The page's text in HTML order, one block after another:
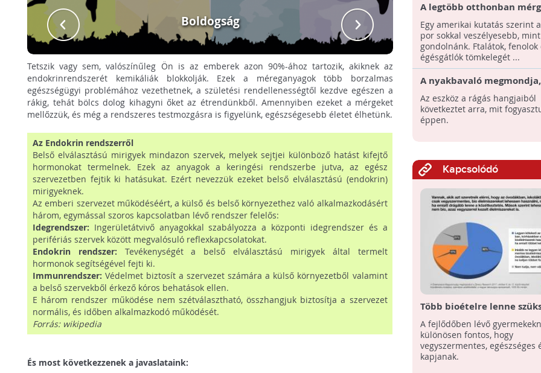
Boldogság
Tetszik vagy sem, valószínűleg Ön is az emberek azon 90%-ához tartozik, akiknek az
endokrinrendszerét kemikáliák blokkolják. Ezek a méreganyagok több borzalmas
egészségügyi problémához vezethetnek, a születési rendellenességtől kezdve egészen a
rákig, tehát bölcs dolog kihagyni őket az étrendünkből. Amennyiben ezeket a mérgeket
mellőzzük, és még a rendszeres testmozgásra is figyelünk, egészségesebb életet élhetünk.
Az Endokrin rendszerről
Belső elválasztású mirigyek mindazon szervek, melyek sejtjei különböző hatást kifejtő
hormonokat termelnek. Ezek az anyagok a keringési rendszerbe jutva, az egész
szervezetben fejtik ki hatásukat. Ezért nevezzük ezeket belső elválasztású (endokrin)
mirigyeknek.
Az emberi szervezet működéséért, a külső és belső környezethez való alkalmazkodásért
három, egymással szoros kapcsolatban lévő rendszer felelős:
Idegrendszer: Ingerületátvivő anyagokkal szabályozza a központi idegrendszer és a
perifériás szervek között megvalósuló reflexkapcsolatokat.
Endokrin rendszer: Tevékenységét a belső elválasztású mirigyek által termelt
hormonok segítségével fejti ki.
Immunrendszer:Védelmet biztosít a szervezet számára a külső környezetből valamint
a belső szervekből érkező kóros behatások ellen.
E három rendszer működése nem szétválasztható, összhangjuk biztosítja a szervezet
normális, és időben alkalmazkodó működését.
Forrás: wikipedia
És most következzenek a javaslataink:
A legtöbb otthonban
anyagokat rejt a házipor
Egy amerikai kutatás szerint
por sokkal veszélyesebb, mint
gondolnánk. Ftalátok, fenolok
égésgátlók tömkelegét ...
A nyakbavaló
eszünk
Az eszköz a rágás hangjaiból
következtet arra, mit
éppen.
Kapcsolódó
Több bioételre lenne
óvodai, iskolai
A fejlődőben lévő
különösen fontos, hogy
vegyszermentes, egészséges
kapjanak.